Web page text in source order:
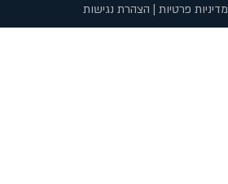
מדיניות פרטיות | הצהרת נגישות